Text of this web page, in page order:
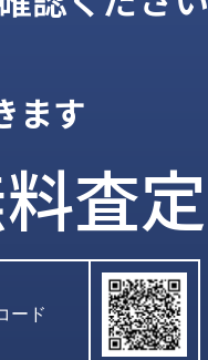
ます
査定
ード